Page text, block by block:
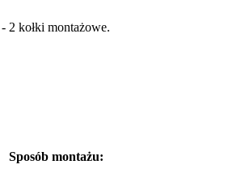
- 2 kołki montażowe.
Sposób montażu: